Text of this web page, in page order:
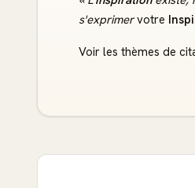
s'exprimervotre
Voir les thèmes de